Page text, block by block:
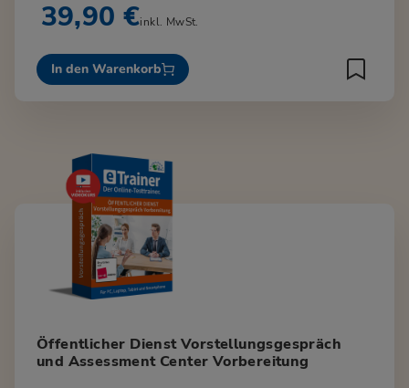
39,90 €inkl. MwSt.
In den Warenkorb
Öffentlicher Dienst Vorstellungsgespräch
und Assessment Center Vorbereitung